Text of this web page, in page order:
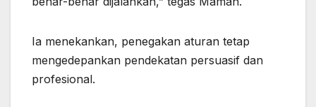
Ia menekankan, penegakan aturan tetap
mengedepankan pendekatan persuasif dan
profesional.